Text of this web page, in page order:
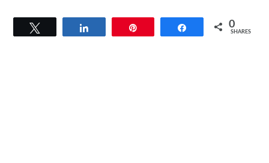
Share 0
SHARES